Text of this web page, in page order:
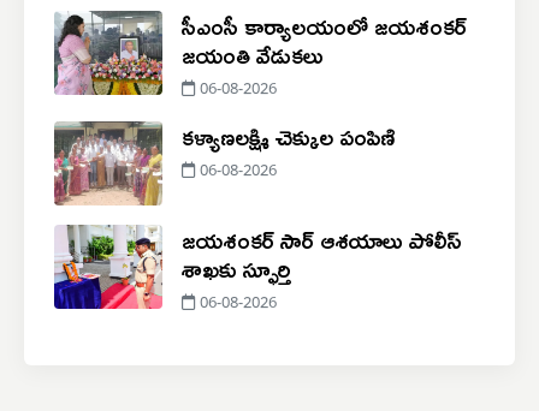
సీఎంసీ కార్యాలయంలో జయశంకర్
జయంతి వేడుకలు
06-08-2026
కళ్యాణలక్ష్మి చెక్కుల పంపిణి
06-08-2026
జయశంకర్ సార్ ఆశయాలు పోలీస్
శాఖకు స్ఫూర్తి
06-08-2026